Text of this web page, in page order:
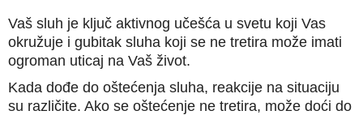
Vaš sluh je ključ aktivnog učešća u svetu koji Vas
okružuje i gubitak sluha koji se ne tretira može imati
ogroman uticaj na Vaš život.
Kada dođe do oštećenja sluha, reakcije na situaciju
su različite. Ako se oštećenje ne tretira, može doći do